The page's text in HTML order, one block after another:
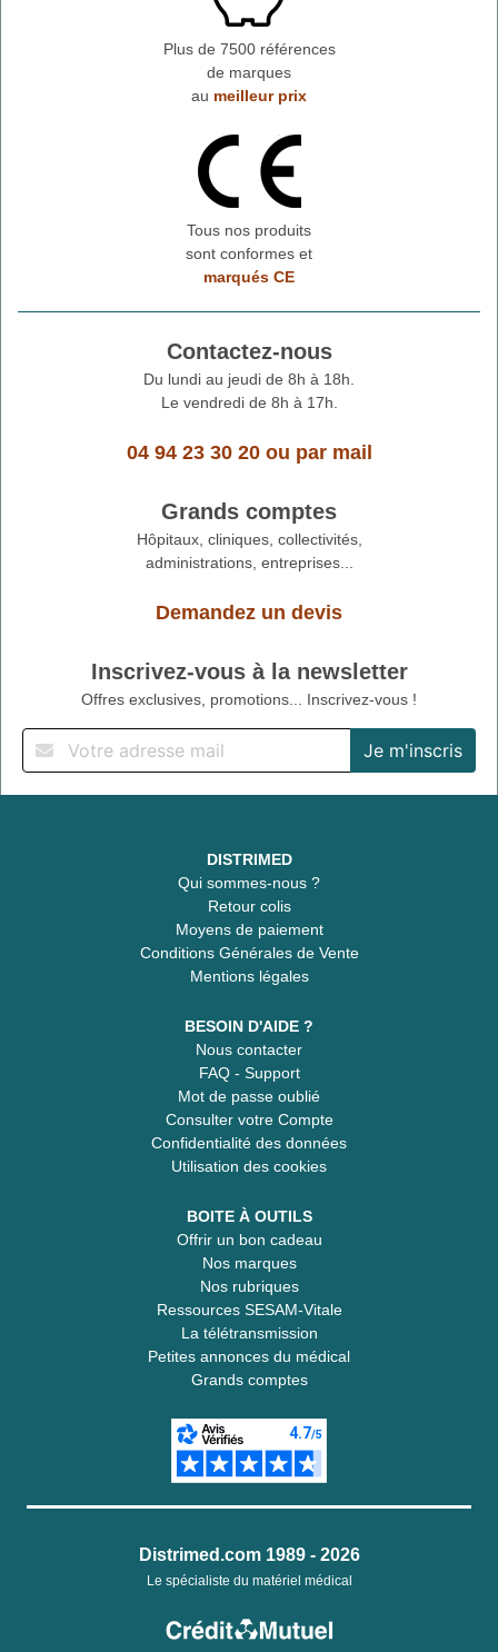
Plus de 7500 références
de marques
au meilleur prix
Tous nos produits
sont conformes et
marqués CE
Contactez-nous
Du lundi au jeudi de 8h à 18h.
Le vendredi de 8h à 17h.
04 94 23 30 20ou par mail
Grands comptes
Hôpitaux, cliniques, collectivités,
administrations, entreprises...
Demandez un devis
Inscrivez-vous à la newsletter
Offres exclusives, promotions... Inscrivez-vous !
DISTRIMED
Qui sommes-nous ?
Retour colis
Moyens de paiement
Conditions Générales de Vente
Mentions légales
BESOIN D'AIDE ?
Nous contacter
FAQ - Support
Mot de passe oublié
Consulter votre Compte
Confidentialité des données
Utilisation des cookies
BOITE À OUTILS
Offrir un bon cadeau
Nos marques
Nos rubriques
Ressources SESAM-Vitale
La télétransmission
Petites annonces du médical
Grands comptes
Distrimed.com 1989 - 2026
Le spécialiste du matériel médical